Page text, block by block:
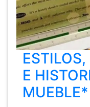
E
MUEBLE*